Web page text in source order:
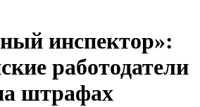
инспектор»:
работодатели
штрафах